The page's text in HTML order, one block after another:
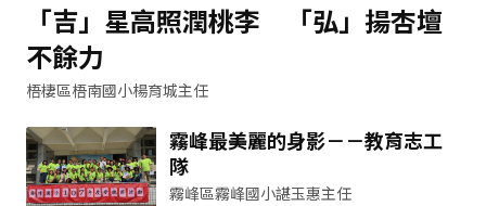
「吉」星高照潤桃李 「弘」揚杏壇
不餘力
梧棲區梧南國小楊育城主任
霧峰最美麗的身影－－教育志工
隊
霧峰區霧峰國小諶玉惠主任